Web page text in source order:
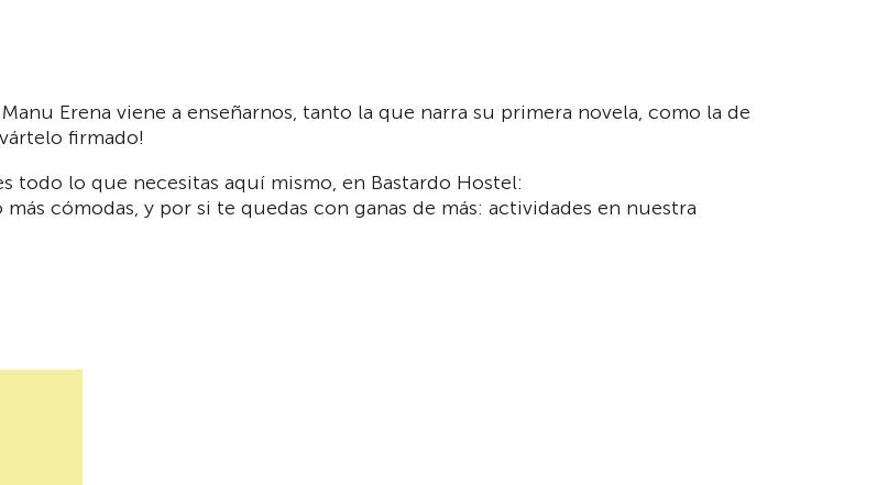
Erena viene a enseñarnos, tanto la que narra su primera novela, como la de
firmado!
todo lo que necesitas aquí mismo, en Bastardo Hostel:
más cómodas, y por si te quedas con ganas de más: actividades en nuestra